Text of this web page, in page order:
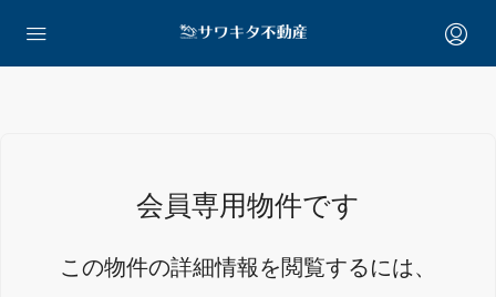
会員専用物件です
この物件の詳細情報を閲覧するには、